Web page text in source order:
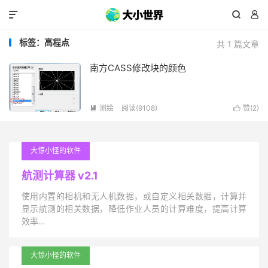
 

共 1 篇文章
标签：高程点
南方CASS修改块的颜色
 赞(2)
 测绘 阅读(9108)
大惊小怪的软件
航测计算器 v2.1
使用内置的相机和无人机数据，或自定义相关数据，计算并
显示航测的相关数据，降低作业人员的计算难度，提高计算
效率…
大惊小怪的软件